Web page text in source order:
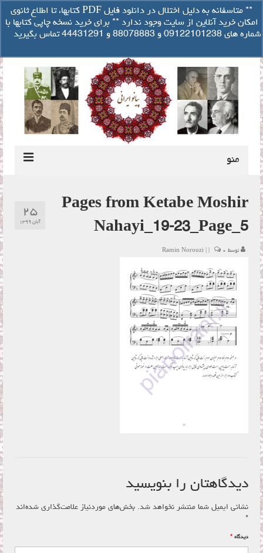
** متاسفانه به دلیل اختلال در دانلود فایل PDF کتابها، تا اطلاع ثانوی
امکان خرید آنلاین از سایت وجود ندارد ** برای خرید نسخه چاپی کتابها با
شماره های 09122101238 و 88078883 و 44431291 تماس بگیرید
تصفیه حساب سبد خرید شما- ۰ ریال
جستجو
منو
سبد خرید
تماس با ما
۲۵
آبان ۱۳۹۹
Pages from Ketabe Moshir
Nahayi_19-23_Page_5
توسط Ramin Norouzi ۰
دیدگاهتان را بنویسید
نشانی ایمیل شما منتشر نخواهد شد. بخش‌های موردنیاز علامت‌گذاری شده‌اند
*
دیدگاه *